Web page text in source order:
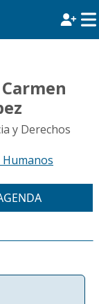
y Derechos
Humanos